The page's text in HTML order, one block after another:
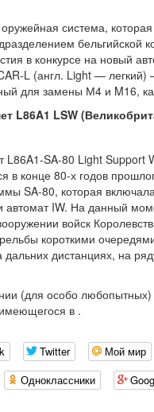
система,
бельгийской
в конкурсе на новый
L (англ. Light — легкий)
для замены М4 и M16,
L86A1 LSW
L86A1-SA-80 Light Support
в конце 80-х годов
SA-80, которая
автомат IW. На данный
войск
короткими
дальних дистанциях, на
(для особо
в .
Twitter Мой мир
Одноклассники